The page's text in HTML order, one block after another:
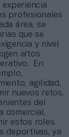
profesionales
área, se
que se
y nivel
altos
En
agilidad,
nuevos retos.
del
comercial,
estos roles.
deportivas, ya